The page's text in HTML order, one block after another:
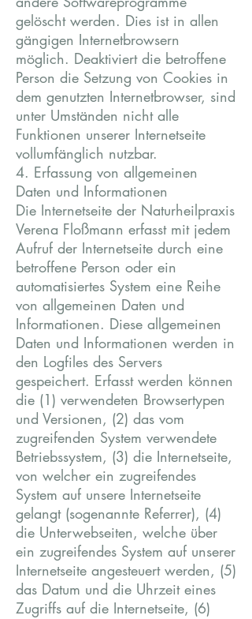
gelöscht werden. Dies ist in allen
gängigen Internetbrowsern
möglich. Deaktiviert die betroffene
Person die Setzung von Cookies in
dem genutzten Internetbrowser, sind
unter Umständen nicht alle
Funktionen unserer Internetseite
vollumfänglich nutzbar.
4. Erfassung von allgemeinen
Daten und Informationen
Die Internetseite der Naturheilpraxis
Verena Floßmann erfasst mit jedem
Aufruf der Internetseite durch eine
betroffene Person oder ein
automatisiertes System eine Reihe
von allgemeinen Daten und
Informationen. Diese allgemeinen
Daten und Informationen werden in
den Logfiles des Servers
gespeichert. Erfasst werden können
die (1) verwendeten Browsertypen
und Versionen, (2) das vom
zugreifenden System verwendete
Betriebssystem, (3) die Internetseite,
von welcher ein zugreifendes
System auf unsere Internetseite
gelangt (sogenannte Referrer), (4)
die Unterwebseiten, welche über
ein zugreifendes System auf unserer
Internetseite angesteuert werden, (5)
das Datum und die Uhrzeit eines
Zugriffs auf die Internetseite, (6)